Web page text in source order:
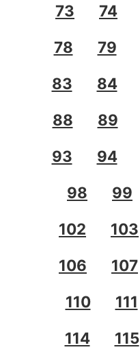
73
74
78
79
83
84
88
89
93
94
98
99
102
103
106
107
110
111
114
115